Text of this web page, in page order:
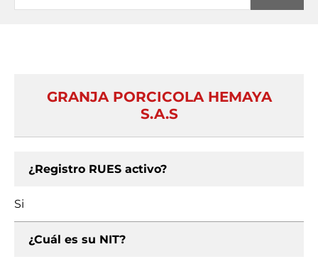
GRANJA PORCICOLA HEMAYA
S.A.S
¿Registro RUES activo?
Si
¿Cuál es su NIT?